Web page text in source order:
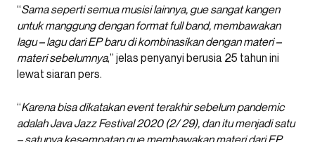
“Sama seperti semua musisi lainnya, gue sangat kangen
untuk manggung dengan format full band, membawakan
lagu – lagu dari EP baru di kombinasikan dengan materi –
materi sebelumnya,” jelas penyanyi berusia 25 tahun ini
lewat siaran pers.
“Karena bisa dikatakan event terakhir sebelum pandemic
adalah Java Jazz Festival 2020 (2/ 29), dan itu menjadi satu